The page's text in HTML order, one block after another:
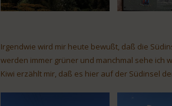
Irgendwie wird mir heute bewußt, daß die
werden immer grüner und manchmal sehe ich
Kiwi erzählt mir, daß es hier auf der Südinsel